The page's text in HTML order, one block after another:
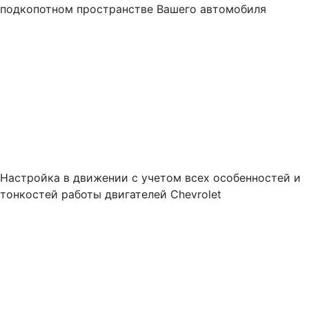
подкопотном пространстве Вашего автомобиля
Настройка в движении с учетом всех особенностей и
тонкостей работы двигателей Chevrolet